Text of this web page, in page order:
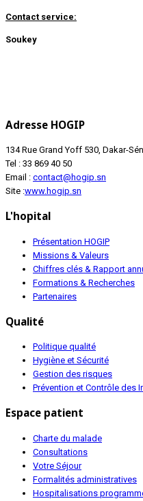
Contact service:
Soukey
Adresse HOGIP
134 Rue Grand Yoff 530, Dakar-
Tel : 33 869 40 50
Email : contact@hogip.sn
Site :www.hogip.sn
L'hopital
Présentation HOGIP
Missions & Valeurs
Chiffres clés & Rapport
Formations & Recherches
Partenaires
Qualité
Politique qualité
Hygiène et Sécurité
Gestion des risques
Prévention et Contrôle des
Espace patient
Charte du malade
Consultations
Votre Séjour
Formalités administratives
Hospitalisations